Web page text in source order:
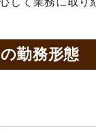
勤務形態